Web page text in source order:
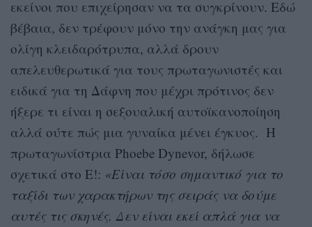
εκείνοι που επιχείρησαν να τα συγκρίνουν. Εδώ
βέβαια, δεν τρέφουν μόνο την ανάγκη μας για
ολίγη κλειδαρότρυπα, αλλά δρουν
απελευθερωτικά για τους πρωταγωνιστές και
ειδικά για τη Δάφνη που μέχρι πρότινος δεν
ήξερε τι είναι η σεξουαλική αυτοϊκανοποίηση
αλλά ούτε πώς μια γυναίκα μένει έγκυος. Η
πρωταγωνίστρια Phoebe Dynevor, δήλωσε
σχετικά στο E!: «Είναι τόσο σημαντικό για το
ταξίδι των χαρακτήρων της σειράς να δούμε
αυτές τις σκηνές. Δεν είναι εκεί απλά για να